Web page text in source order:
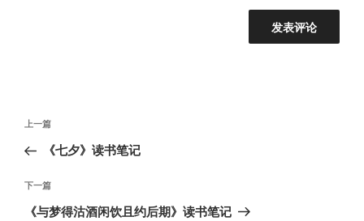
文
导
航
上
一
文
章
上一篇
《七夕》读书笔记
下
一
下一篇
《与梦得沽酒闲饮且约后期》读书笔记